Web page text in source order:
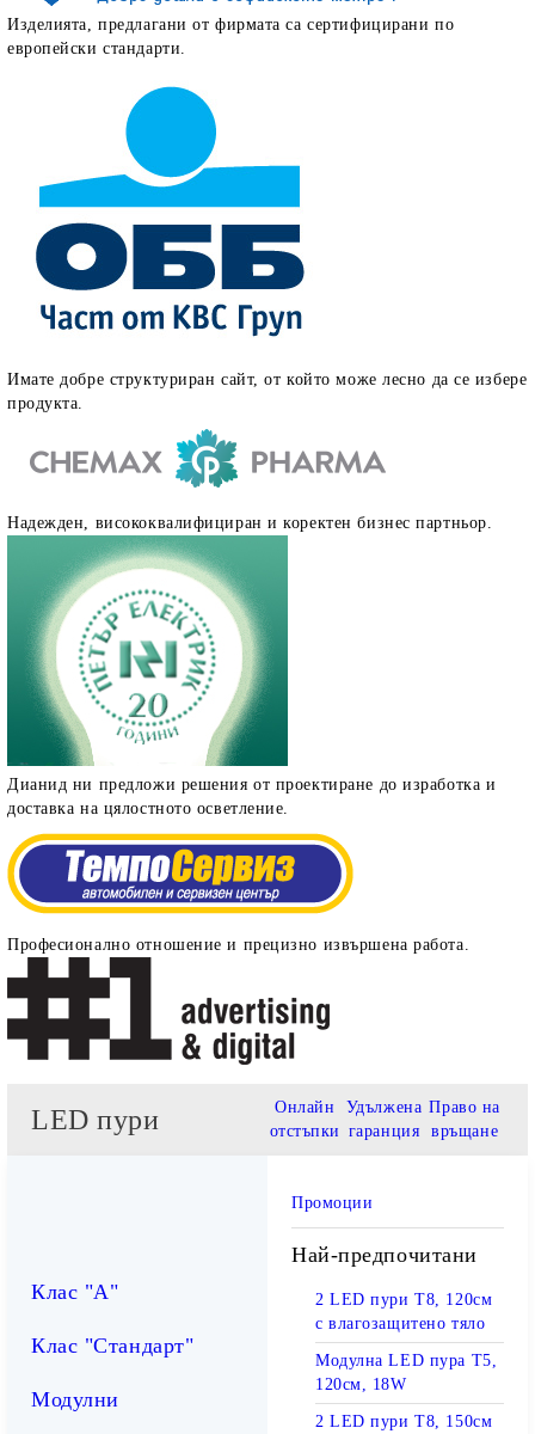
Изделията, предлагани от фирмата са сертифицирани по
европейски стандарти.
Имате добре структуриран сайт, от който може лесно да се избере
продукта.
Надежден, висококвалифициран и коректен бизнес партньор.
Дианид ни предложи решения от проектиране до изработка и
доставка на цялостното осветление.
Професионално отношение и прецизно извършена работа.
LED пури
Онлайн
отстъпки
Удължена
гаранция
Право на
връщане
Клас "А"
Клас "Стандарт"
Модулни
Промоции
Най-предпочитани
2 LED пури T8, 120см
с влагозащитено тяло
Модулна LED пура T5,
120см, 18W
2 LED пури T8, 150см